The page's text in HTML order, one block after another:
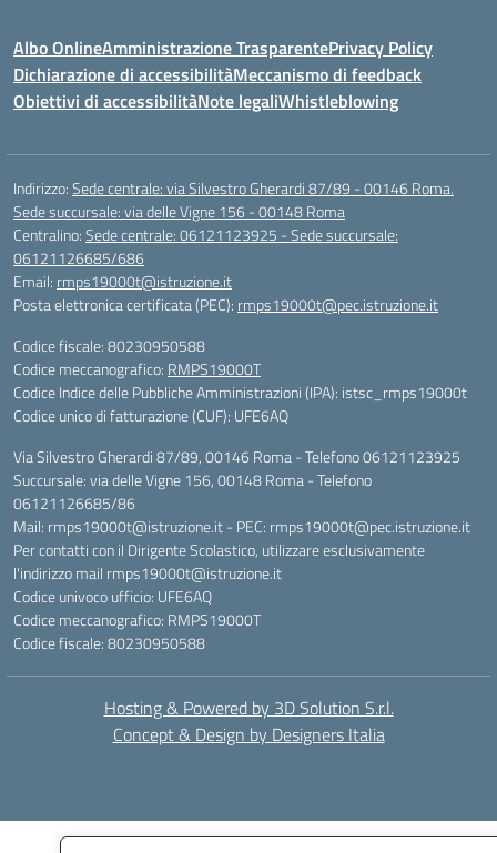
Albo OnlineAmministrazione TrasparentePrivacy Policy
Dichiarazione di accessibilitàMeccanismo di feedback
Obiettivi di accessibilitàNote legaliWhistleblowing
Indirizzo:Sede centrale: via Silvestro Gherardi 87/89 - 00146 Roma.
Sede succursale: via delle Vigne 156 - 00148 Roma
Centralino:Sede centrale: 06121123925 - Sede succursale:
06121126685/686
Email: rmps19000t@istruzione.it
Posta elettronica certificata (PEC): rmps19000t@pec.istruzione.it
Codice fiscale: 80230950588
Codice meccanografico: RMPS19000T
Codice Indice delle Pubbliche Amministrazioni (IPA): istsc_rmps19000t
Codice unico di fatturazione (CUF): UFE6AQ
Via Silvestro Gherardi 87/89, 00146 Roma - Telefono 06121123925
Succursale: via delle Vigne 156, 00148 Roma - Telefono
06121126685/86
Mail: rmps19000t@istruzione.it - PEC: rmps19000t@pec.istruzione.it
Per contatti con il Dirigente Scolastico, utilizzare esclusivamente
l'indirizzo mail rmps19000t@istruzione.it
Codice univoco ufficio: UFE6AQ
Codice meccanografico: RMPS19000T
Codice fiscale: 80230950588
Hosting & Powered by 3D Solution S.r.l.
Concept & Design by Designers Italia